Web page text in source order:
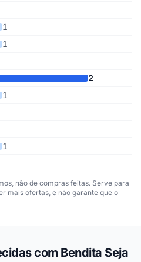
1
1
2
1
1
não de compras feitas. Serve para
mais ofertas, e não garante que o
com Bendita Seja